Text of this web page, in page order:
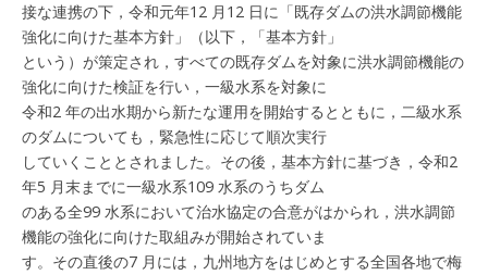
接な連携の下，令和元年12 月12 日に「既存ダムの洪水調節機能
強化に向けた基本方針」（以下，「基本方針」
という）が策定され，すべての既存ダムを対象に洪水調節機能の
強化に向けた検証を行い，一級水系を対象に
令和2 年の出水期から新たな運用を開始するとともに，二級水系
のダムについても，緊急性に応じて順次実行
していくこととされました。その後，基本方針に基づき，令和2
年5 月末までに一級水系109 水系のうちダム
のある全99 水系において治水協定の合意がはかられ，洪水調節
機能の強化に向けた取組みが開始されていま
す。その直後の7 月には，九州地方をはじめとする全国各地で梅